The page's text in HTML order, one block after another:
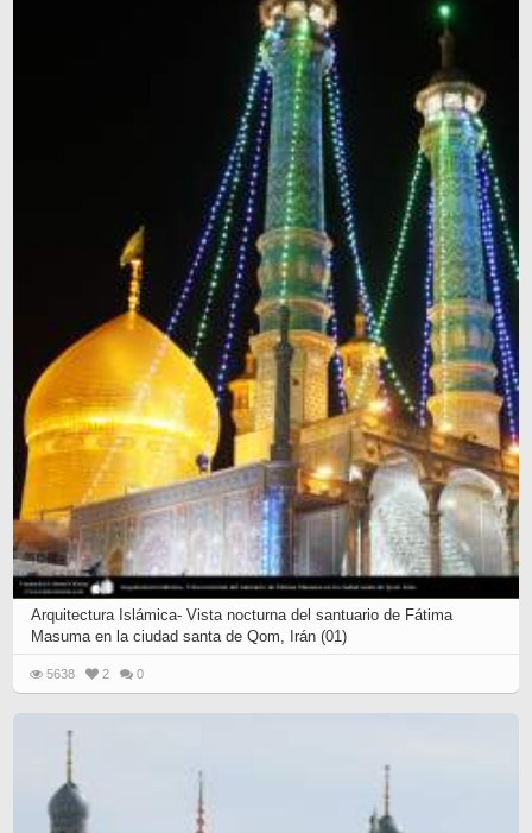
Arquitectura Islámica- Vista nocturna del santuario de Fátima
Masuma en la ciudad santa de Qom, Irán (01)
5638 2 0